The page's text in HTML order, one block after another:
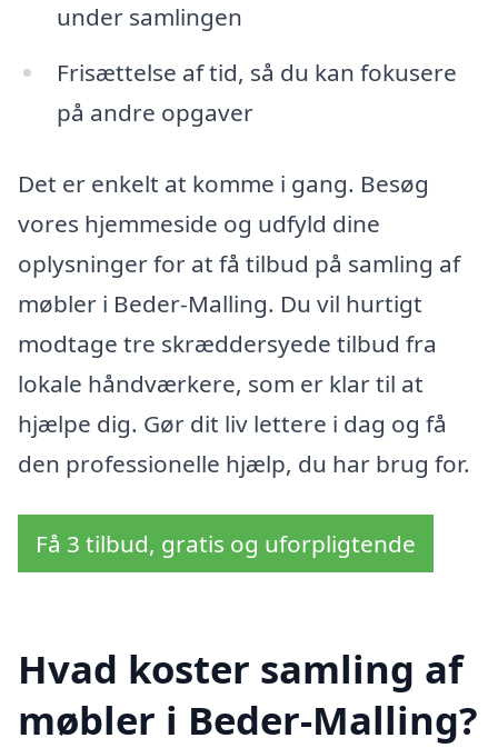
under samlingen
Frisættelse af tid, så du kan fokusere
på andre opgaver
Det er enkelt at komme i gang. Besøg
vores hjemmeside og udfyld dine
oplysninger for at få tilbud på samling af
møbler i Beder-Malling. Du vil hurtigt
modtage tre skræddersyede tilbud fra
lokale håndværkere, som er klar til at
hjælpe dig. Gør dit liv lettere i dag og få
den professionelle hjælp, du har brug for.
Få 3 tilbud, gratis og uforpligtende
Hvad koster samling af
møbler i Beder-Malling?